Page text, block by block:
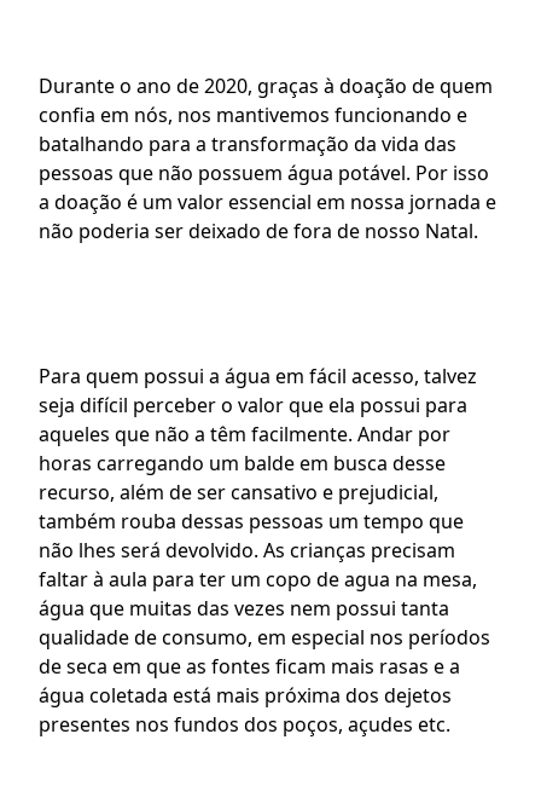
Durante o ano de 2020, graças à doação de quem
confia em nós, nos mantivemos funcionando e
batalhando para a transformação da vida das
pessoas que não possuem água potável. Por isso
a doação é um valor essencial em nossa jornada e
não poderia ser deixado de fora de nosso Natal.
Para quem possui a água em fácil acesso, talvez
seja difícil perceber o valor que ela possui para
aqueles que não a têm facilmente. Andar por
horas carregando um balde em busca desse
recurso, além de ser cansativo e prejudicial,
também rouba dessas pessoas um tempo que
não lhes será devolvido. As crianças precisam
faltar à aula para ter um copo de agua na mesa,
água que muitas das vezes nem possui tanta
qualidade de consumo, em especial nos períodos
de seca em que as fontes ficam mais rasas e a
água coletada está mais próxima dos dejetos
presentes nos fundos dos poços, açudes etc.